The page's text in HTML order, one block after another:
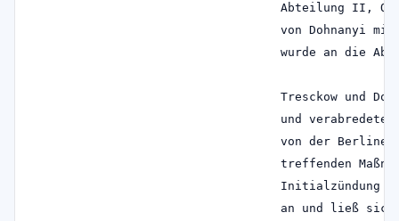
Abteilung II,
von Dohnanyi
wurde an die
Tresckow und
und
von der Berliner
treffenden
Initialzündung
an und ließ